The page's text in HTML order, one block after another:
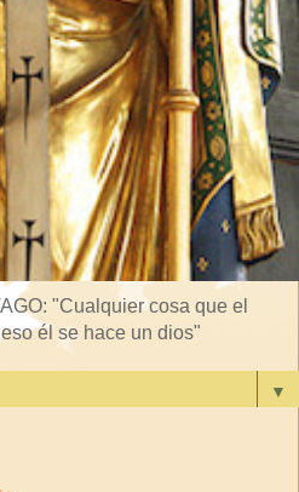
"Cualquier cosa que el
él se hace un dios"
▼